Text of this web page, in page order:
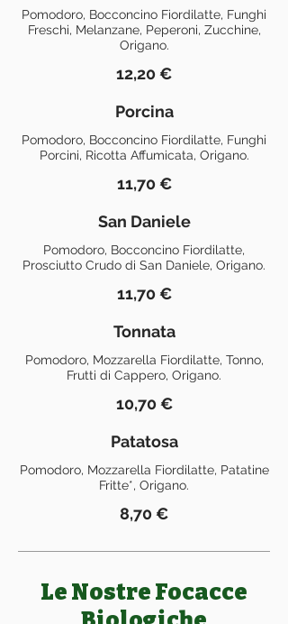
Pomodoro, Bocconcino Fiordilatte, Funghi
Freschi, Melanzane, Peperoni, Zucchine,
Origano.
12,20 €
Porcina
Pomodoro, Bocconcino Fiordilatte, Funghi
Porcini, Ricotta Affumicata, Origano.
11,70 €
San Daniele
Pomodoro, Bocconcino Fiordilatte,
Prosciutto Crudo di San Daniele, Origano.
11,70 €
Tonnata
Pomodoro, Mozzarella Fiordilatte, Tonno,
Frutti di Cappero, Origano.
10,70 €
Patatosa
Pomodoro, Mozzarella Fiordilatte, Patatine
Fritte*, Origano.
8,70 €
Le Nostre Focacce